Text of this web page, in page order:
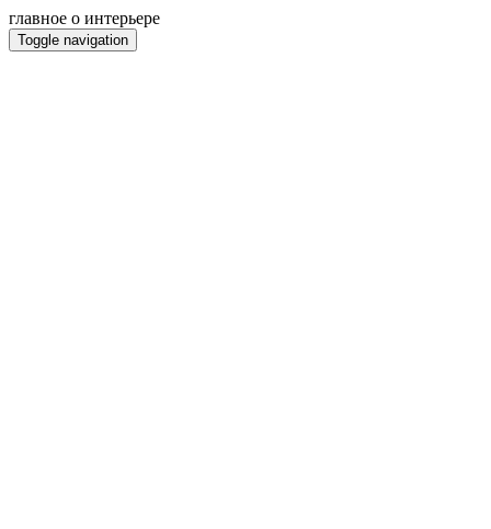
главное о интерьере
Toggle navigation